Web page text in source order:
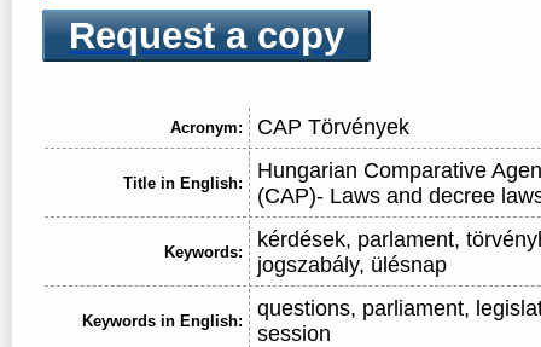
Request a copy
Acronym: CAP Törvények
Title in English:
Hungarian Comparative
(CAP)- Laws and decree
Keywords:
kérdések, parlament,
jogszabály, ülésnap
Keywords in English:
questions, parliament,
session